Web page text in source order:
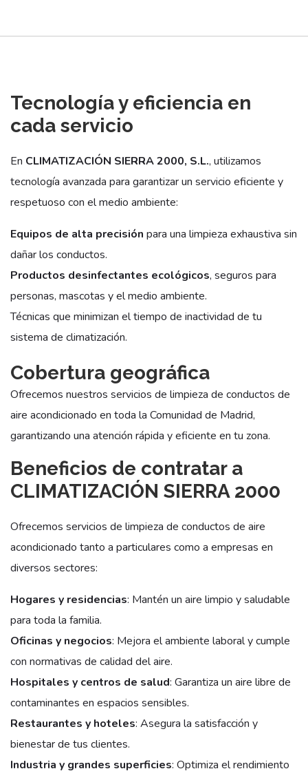
Tecnología y eficiencia en
cada servicio
En CLIMATIZACIÓN SIERRA 2000, S.L., utilizamos
tecnología avanzada para garantizar un servicio eficiente y
respetuoso con el medio ambiente:
Equipos de alta precisión para una limpieza exhaustiva sin
dañar los conductos.
Productos desinfectantes ecológicos, seguros para
personas, mascotas y el medio ambiente.
Técnicas que minimizan el tiempo de inactividad de tu
sistema de climatización.
Cobertura geográfica
Ofrecemos nuestros servicios de limpieza de conductos de
aire acondicionado en toda la Comunidad de Madrid,
garantizando una atención rápida y eficiente en tu zona.
Beneficios de contratar a
CLIMATIZACIÓN SIERRA 2000
Ofrecemos servicios de limpieza de conductos de aire
acondicionado tanto a particulares como a empresas en
diversos sectores:
Hogares y residencias: Mantén un aire limpio y saludable
para toda la familia.
Oficinas y negocios: Mejora el ambiente laboral y cumple
con normativas de calidad del aire.
Hospitales y centros de salud: Garantiza un aire libre de
contaminantes en espacios sensibles.
Restaurantes y hoteles: Asegura la satisfacción y
bienestar de tus clientes.
Industria y grandes superficies: Optimiza el rendimiento